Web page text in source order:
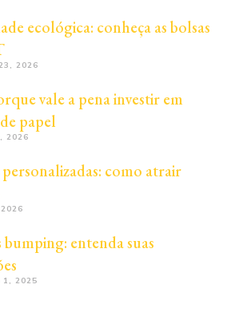
ecológica: conheça as bolsas
2026
vale a pena investir em
papel
2026
personalizadas: como atrair
bumping: entenda suas
2025